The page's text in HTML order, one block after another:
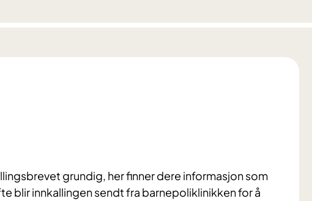
grundig, her finner dere informasjon som
blir innkallingen sendt fra barnepoliklinikken for å